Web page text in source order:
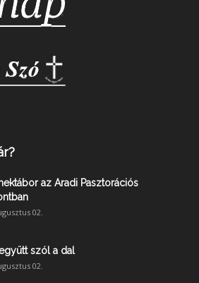
az Aradi Pasztorációs
02.
szól a dal
02.